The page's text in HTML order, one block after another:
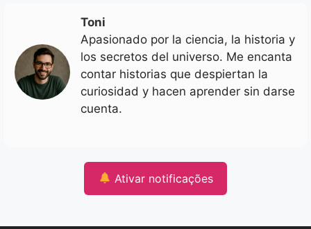
Toni
Apasionado por la ciencia, la historia y
los secretos del universo. Me encanta
contar historias que despiertan la
curiosidad y hacen aprender sin darse
cuenta.
Ativar notificações